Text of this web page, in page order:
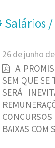
Salários
26 de junho
A
SEM QUE SE
SERÁ
BAIXAS COM